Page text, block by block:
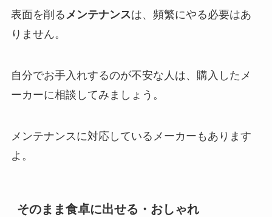
表面を削るメンテナンスは、頻繁にやる必要はあ
りません。
自分でお手入れするのが不安な人は、購入したメ
ーカーに相談してみましょう。
メンテナンスに対応しているメーカーもあります
よ。
そのまま食卓に出せる・おしゃれ